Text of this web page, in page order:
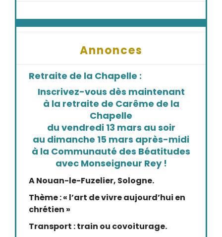
Annonces
Retraite de la Chapelle :
Inscrivez-vous dès maintenant
à la retraite de Carême de la
Chapelle
du vendredi 13 mars au soir
au dimanche 15 mars après-midi
à la Communauté des Béatitudes
avec Monseigneur Rey !
A Nouan-le-Fuzelier, Sologne.
Thème : « l’art de vivre aujourd’hui en
chrétien »
Transport : train ou covoiturage.